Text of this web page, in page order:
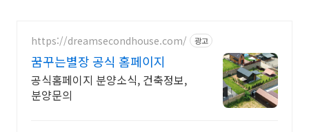
https://dreamsecondhouse.com/ 광고
꿈꾸는별장 공식 홈페이지
공식홈페이지 분양소식, 건축정보,
분양문의